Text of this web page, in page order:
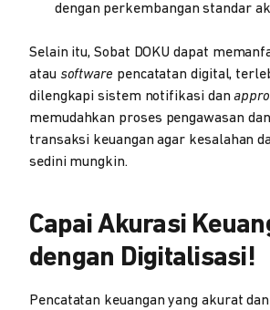
dengan perkembangan standar
Selain itu, Sobat DOKU dapat
atau software pencatatan digital,
dilengkapi sistem notifikasi dan
memudahkan proses pengawasan
transaksi keuangan agar kesalahan
sedini mungkin.
Capai Akurasi
dengan Digitalisasi!
Pencatatan keuangan yang akurat